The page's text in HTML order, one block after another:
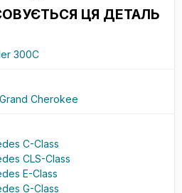
ЦЯ ДЕТАЛЬ
300C
Cherokee
C-Class
CLS-Class
E-Class
G-Class